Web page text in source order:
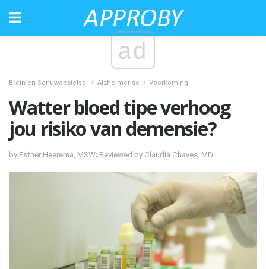
ad
Brein en Senuweestelsel Alzheimer se Voorkoming
Watter bloed tipe verhoog
jou risiko van demensie?
by Esther Heerema, MSW; Reviewed by Claudia Chaves, MD